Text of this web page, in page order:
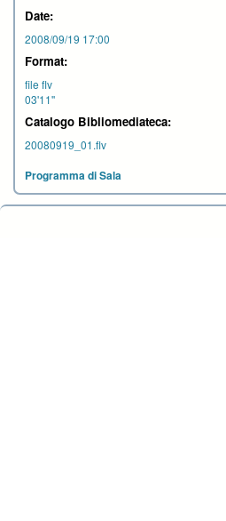
Date:
2008/09/19 17:00
Format:
file flv
03'11''
Catalogo Bibliomediateca:
20080919_01.flv
Programma di Sala